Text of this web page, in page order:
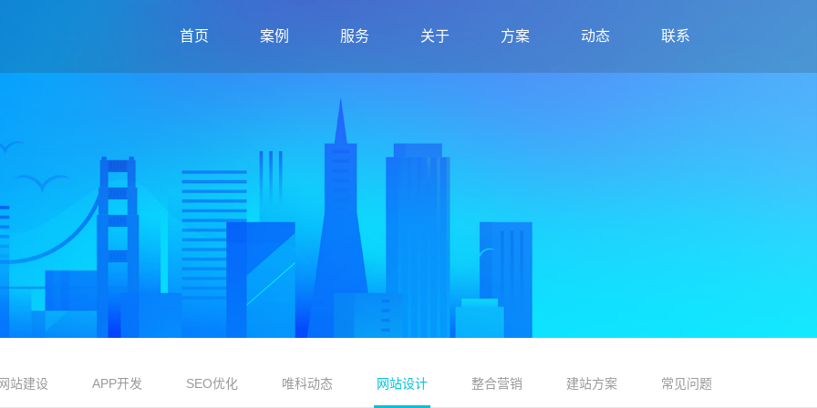
首页 案例 服务 关于 方案 动态 联系
站建设 APP开发 SEO优化 唯科动态 网站设计 整合营销 建站方案 常见问题